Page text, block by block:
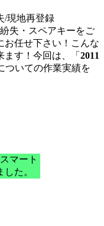
失・スペアキーをご
お任せ下さい！こんな
す！今回は、「 2011
ついての作業実績を
マート
た。